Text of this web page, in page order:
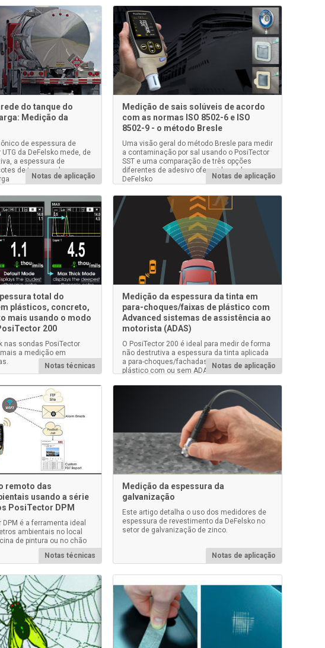
do tanque do
Medição da
de espessura de
da DeFelsko mede, de
a espessura de
de tanques de
Notas de aplicação
Medição de sais solúveis de acordo
com as normas ISO 8502-6 e ISO
8502-9 - o método Bresle
Uma visão geral do método Bresle para medir
a contaminação por sal usando o PosiTector
SST e uma comparação de três opções
diferentes de adesivo oferecidas pela
DeFelsko
Notas de aplicação
total do
plásticos, concreto,
mais usando o modo
200
nas sondas PosiTector
a medição em
Notas técnicas
Medição da espessura da tinta em
para-choques/faixas de plástico com
Advanced sistemas de assistência ao
motorista (ADAS)
O PosiTector 200 é ideal para medir de forma
não destrutiva a espessura da tinta aplicada
a para-choques/fachadas de veículos de
plástico com ou sem ADAS.
Notas de aplicação
remoto das
usando a série
PosiTector DPM
é a ferramenta ideal
ambientais no local
de pintura ou no chão
Notas técnicas
Medição da espessura da
galvanização
Este artigo detalha o uso dos medidores de
espessura de revestimento da DeFelsko no
setor de galvanização de zinco.
Notas de aplicação